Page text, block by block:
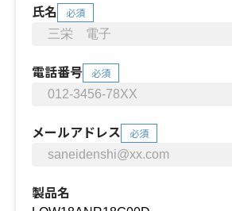
氏名 必須
電話番号 必須
メールアドレス 必須
製品名